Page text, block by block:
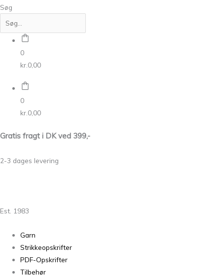
Søg
0
kr. 0,00
0
kr. 0,00
Gratis fragt i DK ved 399,-
2-3 dages levering
Est. 1983
Garn
Strikkeopskrifter
PDF-Opskrifter
Tilbehør